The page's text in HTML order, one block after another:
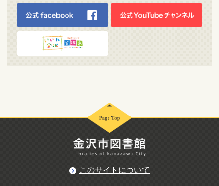
このサイトについて